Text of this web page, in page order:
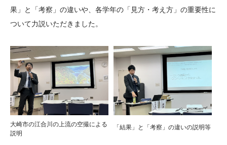
果」と「考察」の違いや、各学年の「見方・考え方」の重要性に
ついて力説いただきました。
大崎市の江合川の上流の空撮による
説明
「結果」と「考察」の違いの説明等